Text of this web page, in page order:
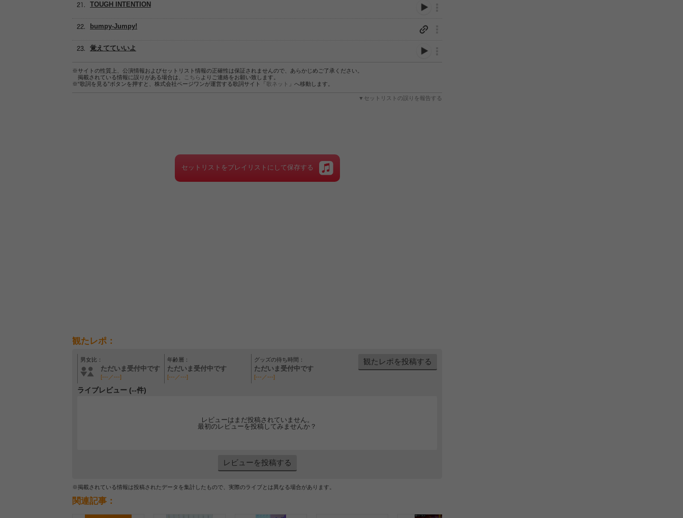
TOUGH INTENTION
bumpy-Jumpy!
覚えてていいよ
※サイトの性質上、公演情報およびセットリスト情報の正確性は保証されませんので、あらかじめご了承ください。
掲載されている情報に誤りがある場合は、
こちら よりご連絡をお願い致します。
※“歌詞を見る”ボタンを押すと、株式会社ページワンが運営する歌詞サイト「歌ネット 」へ移動します。
▼セットリストの誤りを報告する
セットリストをプレイリストにして保存する
観たレポ：
男女比：
ただいま受付中です
[---／---]
年齢層：
ただいま受付中です
[---／---]
グッズの待ち時間：
ただいま受付中です
[---／---]
観たレポを投稿する
ライブレビュー (--件)
レビューはまだ投稿されていません。
最初のレビューを投稿してみませんか？
レビューを投稿する
※掲載されている情報は投稿されたデータを集計したもので、実際のライブとは異なる場合があります。
関連記事：